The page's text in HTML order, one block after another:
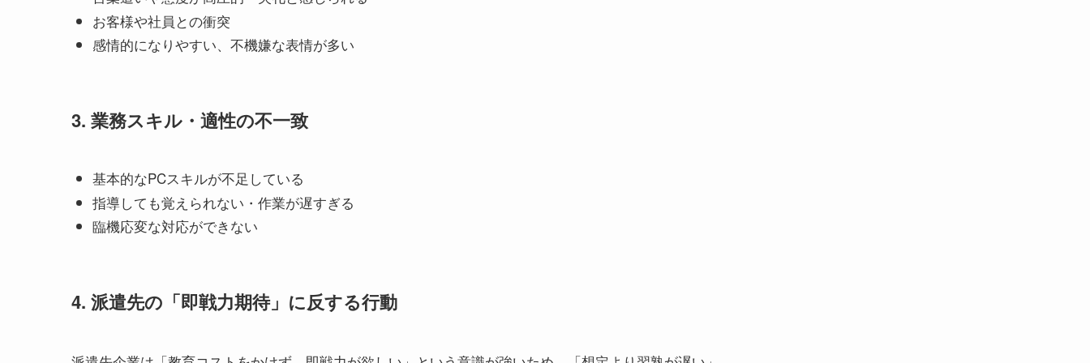
お客様や社員との衝突
感情的になりやすい、不機嫌な表情が多い
3. 業務スキル・適性の不一致
基本的なPCスキルが不足している
指導しても覚えられない・作業が遅すぎる
臨機応変な対応ができない
4. 派遣先の「即戦力期待」に反する行動